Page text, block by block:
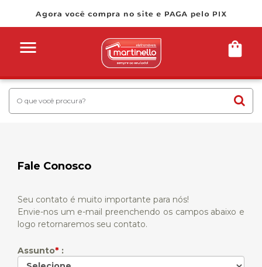
Fale Conosco
Seu contato é muito importante para nós!
Envie-nos um e-mail preenchendo os campos abaixo e
logo retornaremos seu contato.
Assunto* :